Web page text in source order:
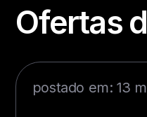
Ofertas
postado em: 13